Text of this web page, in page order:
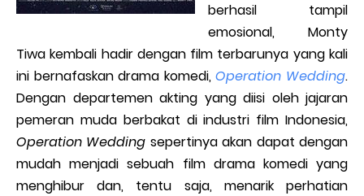
berhasil tampil
emosional, Monty
Tiwa kembali hadir dengan film terbarunya yang kali
ini bernafaskan drama komedi,Operation Wedding.
Dengan departemen akting yang diisi oleh jajaran
pemeran muda berbakat di industri film Indonesia,
Operation Wedding sepertinya akan dapat dengan
mudah menjadi sebuah film drama komedi yang
menghibur dan, tentu saja, menarik perhatian